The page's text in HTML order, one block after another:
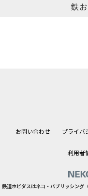
鉄
お問い合わせ プライバ
利用者
鉄道ホビダスはネコ・パブリッシング